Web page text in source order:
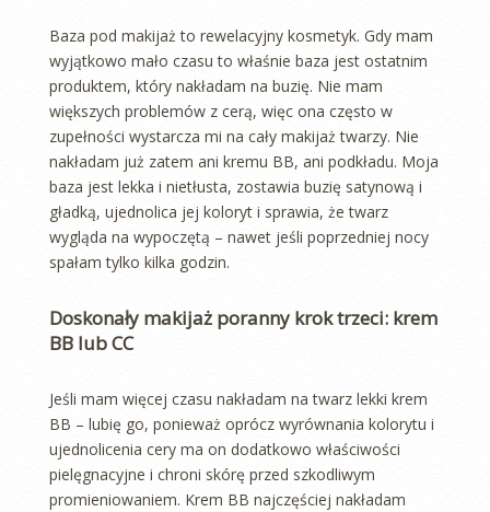
Baza pod makijaż to rewelacyjny kosmetyk. Gdy mam
wyjątkowo mało czasu to właśnie baza jest ostatnim
produktem, który nakładam na buzię. Nie mam
większych problemów z cerą, więc ona często w
zupełności wystarcza mi na cały makijaż twarzy. Nie
nakładam już zatem ani kremu BB, ani podkładu. Moja
baza jest lekka i nietłusta, zostawia buzię satynową i
gładką, ujednolica jej koloryt i sprawia, że twarz
wygląda na wypoczętą – nawet jeśli poprzedniej nocy
spałam tylko kilka godzin.
Doskonały makijaż poranny krok trzeci: krem
BB lub CC
Jeśli mam więcej czasu nakładam na twarz lekki krem
BB – lubię go, ponieważ oprócz wyrównania kolorytu i
ujednolicenia cery ma on dodatkowo właściwości
pielęgnacyjne i chroni skórę przed szkodliwym
promieniowaniem. Krem BB najczęściej nakładam